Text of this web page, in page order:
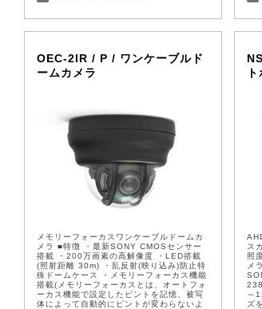
OEC-2IR / P / ワンケーブルド
ームカメラ
メモリーフォーカスワンケーブルドームカ
メラ ■特徴 ・最新SONY CMOSセンサー
搭載 ・200万画素の高解像度 ・LED搭載
(照射距離 30m) ・乱反射(映り込み)防止特
殊ドームケース ・メモリーフォーカス機能
搭載(メモリーフォーカスとは、オートフォ
ーカス機能で設定したピントを記憶、被写
体によって自動的にピントが変わらないよ
ス
照
メ
～
ズ